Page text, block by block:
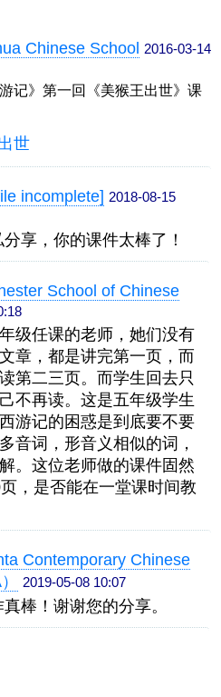
Chinese School 2016-03-14
记》第一回《美猴王出世》课
世
incomplete] 2018-08-15
享，你的课件太棒了！
School of Chinese
级任课的老师，她们没有
章，都是讲完第一页，而
第二三页。而学生回去只
不再读。这是五年级学生
游记的困惑是到底要不要
音词，形音义相似的词，
。这位老师做的课件固然
，是否能在一堂课时间教
Contemporary Chinese
2019-05-08 10:07
棒！谢谢您的分享。